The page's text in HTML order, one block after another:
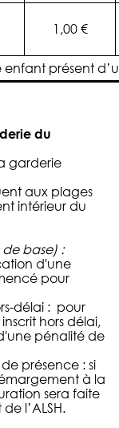
1,00 €
enfant présent
du
garderie
aux plages
intérieur du
base) :
d'une
pour
délai : pour
hors délai,
pénalité de
présence : si
à la
sera faite
l’ALSH.